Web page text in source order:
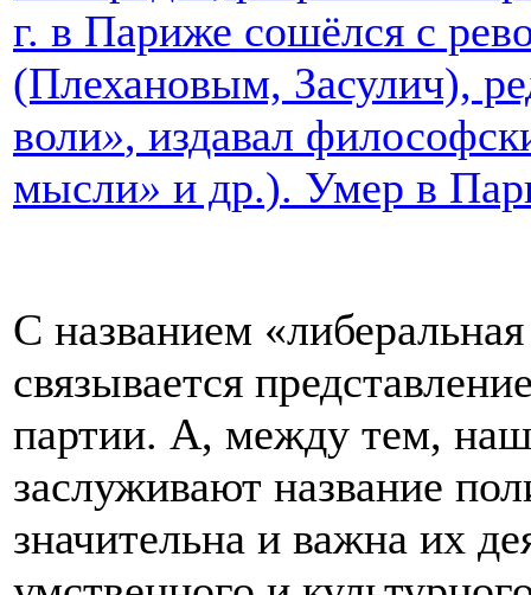
г. в Париже сошёлся с
(Плехановым, Засулич),
воли», издавал
мысли» и др.). Умер в
С названием
связывается
партии. А, между тем,
заслуживают название
значительна и важна их